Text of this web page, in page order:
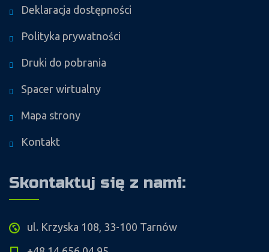
Deklaracja dostępności
Polityka prywatności
Druki do pobrania
Spacer wirtualny
Mapa strony
Kontakt
Skontaktuj się z nami:
ul. Krzyska 108, 33-100 Tarnów